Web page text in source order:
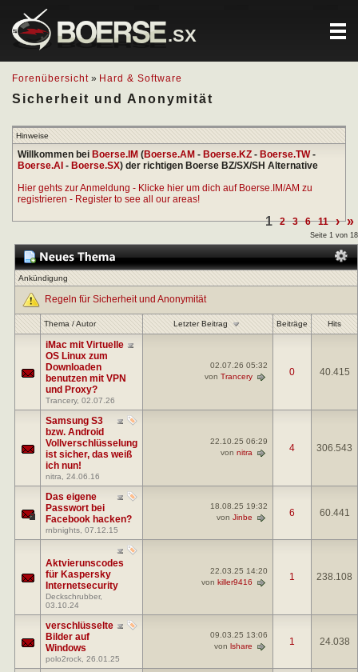
.SX
Forenübersicht » Hard & Software
Sicherheit und Anonymität
Hinweise
Willkommen bei Boerse.IM (Boerse.AM - Boerse.KZ - Boerse.TW-
Boerse.AI - Boerse.SX) der richtigen Boerse BZ/SX/SH Alternative
Hier gehts zur Anmeldung - Klicke hier um dich auf Boerse.IM/AM zu
registrieren - Register to see all our areas!
1 2 3 6 11 › »
Seite 1 von 18
Ankündigung
Regeln für Sicherheit und Anonymität
Thema/Autor Letzter Beitrag Beiträge Hits
iMac mit Virtuelle
OS Linux zum
Downloaden
benutzen mit VPN
und Proxy?
Trancery, 02.07.26
02.07.26 05:32
von Trancery 0 40.415
Samsung S3
bzw. Android
Vollverschlüsselung
ist sicher, das weiß
ich nun!
nitra , 24.06.16
22.10.25 06:29
von nitra 4 306.543
Das eigene
Passwort bei
Facebook hacken?
rnbnights , 07.12.15
18.08.25 19:32
von Jinbe 6 60.441
Aktvierunscodes
für Kaspersky
Internetsecurity
Deckschrubber,
03.10.24
22.03.25 14:20
von killer9416 1 238.108
verschlüsselte
Bilder auf
Windows
polo2rock , 26.01.25
09.03.25 13:06
von lshare 1 24.038